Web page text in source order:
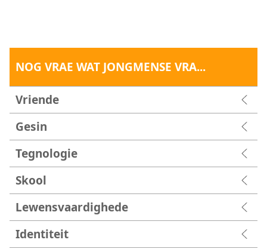
NOG VRAE WAT JONGMENSE VRA...
Vriende
Gesin
Tegnologie
Skool
Lewensvaardighede
Identiteit